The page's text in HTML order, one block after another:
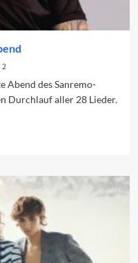
2
Abend des Sanremo-
Durchlauf aller 28 Lieder.